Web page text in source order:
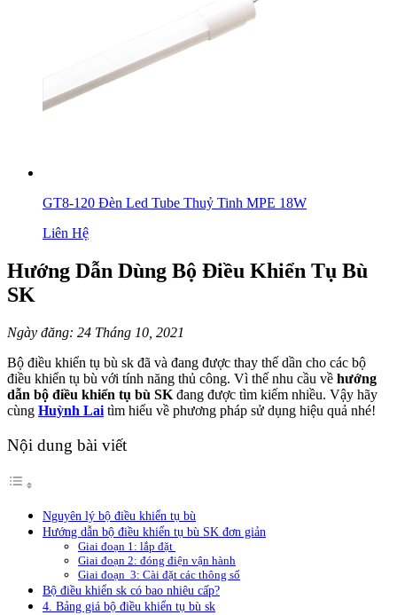
GT8-120 Đèn Led Tube Thuỷ Tinh MPE 18W
Liên Hệ
Hướng Dẫn Dùng Bộ Điều Khiển Tụ Bù
SK
Ngày đăng: 24 Tháng 10, 2021
Bộ điều khiển tụ bù sk đã và đang được thay thế dần cho các bộ
điều khiển tụ bù với tính năng thủ công. Vì thế nhu cầu về hướng
dẫn bộ điều khiển tụ bù SK đang được tìm kiếm nhiều. Vậy hãy
cùng Huỳnh Lai tìm hiểu về phương pháp sử dụng hiệu quả nhé!
Nội dung bài viết
Nguyên lý bộ điều khiển tụ bù
Hướng dẫn bộ điều khiển tụ bù SK đơn giản
Giai đoạn 1: lắp đặt
Giai đoạn 2: đóng điện vận hành
Giai đoạn 3: Cài đặt các thông số
Bộ điều khiển sk có bao nhiêu cấp?
4. Bảng giá bộ điều khiển tụ bù sk